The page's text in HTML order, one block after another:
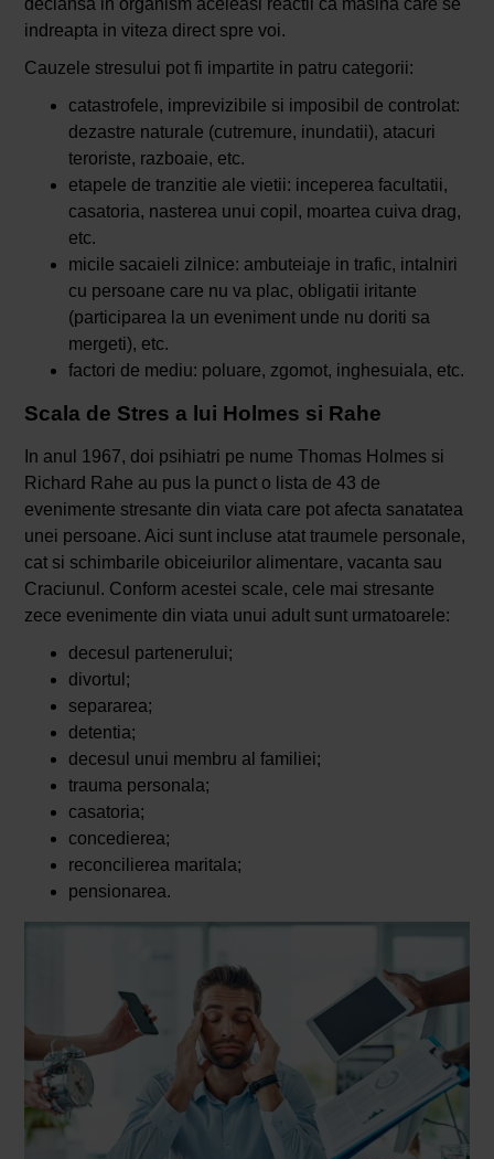
declansa in organism aceleasi reactii ca masina care se
indreapta in viteza direct spre voi.
Cauzele stresului pot fi impartite in patru categorii:
catastrofele, imprevizibile si imposibil de controlat:
dezastre naturale (cutremure, inundatii), atacuri
teroriste, razboaie, etc.
etapele de tranzitie ale vietii: inceperea facultatii,
casatoria, nasterea unui copil, moartea cuiva drag,
etc.
micile sacaieli zilnice: ambuteiaje in trafic, intalniri
cu persoane care nu va plac, obligatii iritante
(participarea la un eveniment unde nu doriti sa
mergeti), etc.
factori de mediu: poluare, zgomot, inghesuiala, etc.
Scala de Stres a lui Holmes si Rahe
In anul 1967, doi psihiatri pe nume Thomas Holmes si
Richard Rahe au pus la punct o lista de 43 de
evenimente stresante din viata care pot afecta sanatatea
unei persoane. Aici sunt incluse atat traumele personale,
cat si schimbarile obiceiurilor alimentare, vacanta sau
Craciunul. Conform acestei scale, cele mai stresante
zece evenimente din viata unui adult sunt urmatoarele:
decesul partenerului;
divortul;
separarea;
detentia;
decesul unui membru al familiei;
trauma personala;
casatoria;
concedierea;
reconcilierea maritala;
pensionarea.